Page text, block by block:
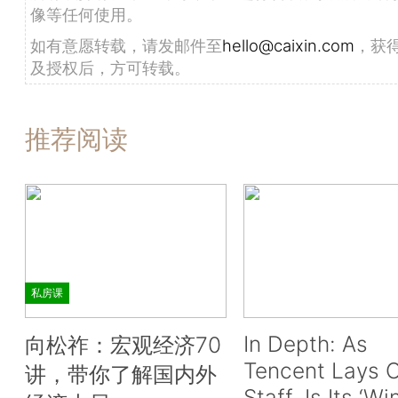
像等任何使用。
如有意愿转载，请发邮件至hello@caixin.com ，获
及授权后，方可转载。
推荐阅读
私房课
向松祚：宏观经济70
讲，带你了解国内外
In Depth: As
Tencent Lays